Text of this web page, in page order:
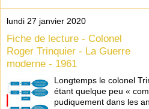
lundi 27 janvier 2020
Fiche de lecture - Colonel
Roger Trinquier - La Guerre
moderne - 1961
Longtemps le colonel
étant quelque peu «
pudiquement dans les